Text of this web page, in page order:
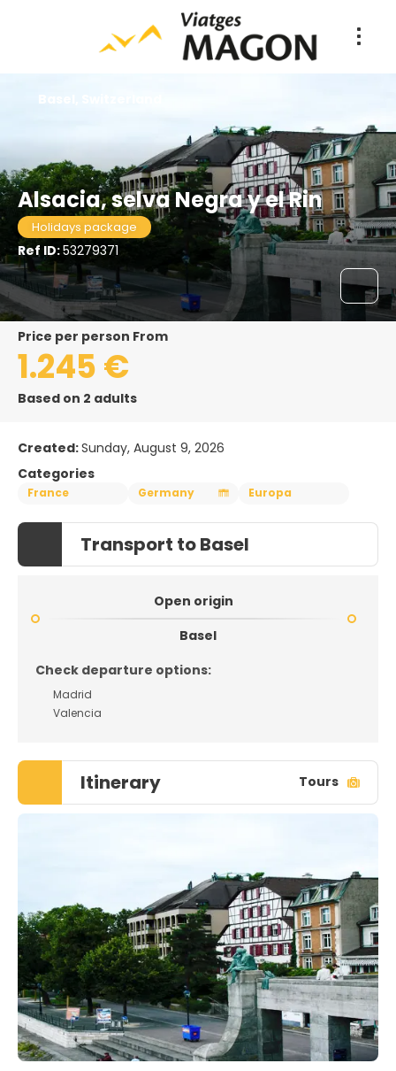
Alsacia, selva Negra y el Rin
Holidays package
Ref ID:53279371
price per person From
1.245 €
Based on 2 adults
Created:Sunday, August 9, 2026
Categories
France Germany Europa
Transport to Basel
Open origin
Basel
Check departure options:
Madrid
Valencia
Itinerary Tours